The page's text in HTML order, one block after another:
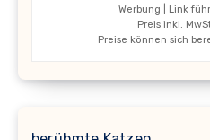
Werbung | Link
Preis inkl.
Preise können sich